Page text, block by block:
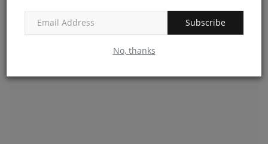
Subscribe
No, thanks